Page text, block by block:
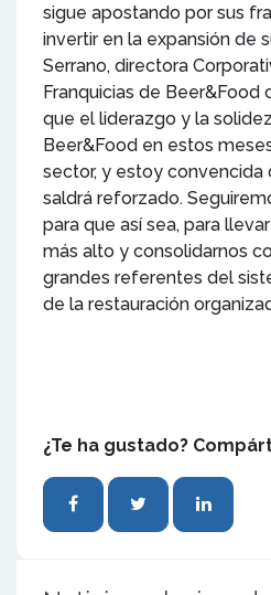
sigue apostando por sus
invertir en la expansión de
Serrano, directora
Franquicias de Beer&Food
que el liderazgo y la
Beer&Food en estos
sector, y estoy convencida
saldrá reforzado.
para que así sea, para
más alto y consolidarnos
grandes referentes del
de la restauración
¿Te ha gustado?